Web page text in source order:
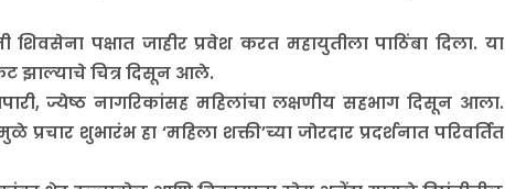
शिवसेना पक्षात जाहीर प्रवेश करत महायुतीला पाठिंबा दिला. या
झाल्याचे चित्र दिसून आले.
ज्येष्ठ नागरिकांसह महिलांचा लक्षणीय सहभाग दिसून आला.
शुभारंभ हा ‘महिला शक्ती’च्या जोरदार प्रदर्शनात परिवर्तित